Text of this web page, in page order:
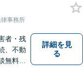
事務所
者・残
、不動
無料】
詳細を見
る